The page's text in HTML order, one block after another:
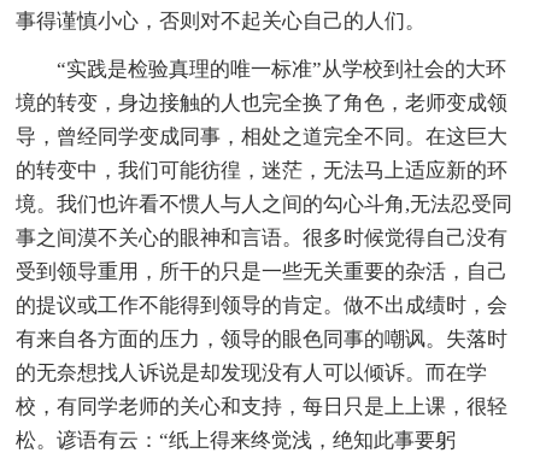
事得谨慎小心，否则对不起关心自己的人们。
“实践是检验真理的唯一标准”从学校到社会的大环
境的转变，身边接触的人也完全换了角色，老师变成领
导，曾经同学变成同事，相处之道完全不同。在这巨大
的转变中，我们可能彷徨，迷茫，无法马上适应新的环
境。我们也许看不惯人与人之间的勾心斗角,无法忍受同
事之间漠不关心的眼神和言语。很多时候觉得自己没有
受到领导重用，所干的只是一些无关重要的杂活，自己
的提议或工作不能得到领导的肯定。做不出成绩时，会
有来自各方面的压力，领导的眼色同事的嘲讽。失落时
的无奈想找人诉说是却发现没有人可以倾诉。而在学
校，有同学老师的关心和支持，每日只是上上课，很轻
松。谚语有云：“纸上得来终觉浅，绝知此事要躬